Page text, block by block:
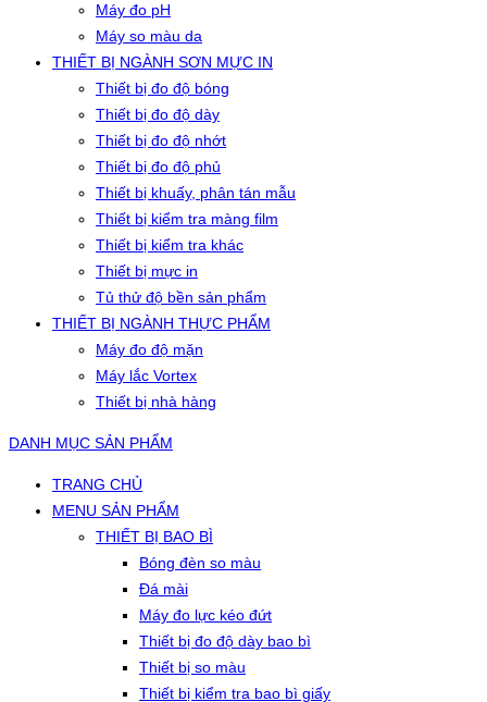
Máy đo pH
Máy so màu da
THIẾT BỊ NGÀNH SƠN MỰC IN
Thiết bị đo độ bóng
Thiết bị đo độ dày
Thiết bị đo độ nhớt
Thiết bị đo độ phủ
Thiết bị khuấy, phân tán mẫu
Thiết bị kiểm tra màng film
Thiết bị kiểm tra khác
Thiết bị mực in
Tủ thử độ bền sản phẩm
THIẾT BỊ NGÀNH THỰC PHẨM
Máy đo độ mặn
Máy lắc Vortex
Thiết bị nhà hàng
DANH MỤC SẢN PHẨM
TRANG CHỦ
MENU SẢN PHẨM
THIẾT BỊ BAO BÌ
Bóng đèn so màu
Đá mài
Máy đo lực kéo đứt
Thiết bị đo độ dày bao bì
Thiết bị so màu
Thiết bị kiểm tra bao bì giấy